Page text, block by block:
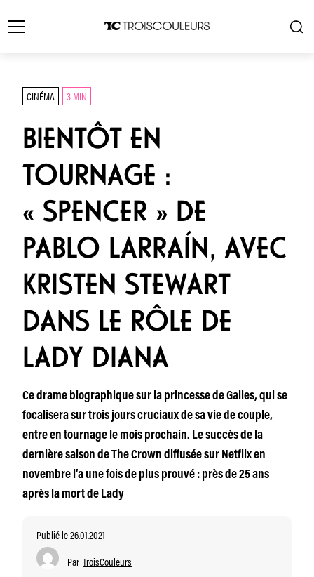
CINÉMA 3 MIN
BIENTÔT EN
TOURNAGE :
« SPENCER » DE
PABLO LARRAÍN, AVEC
KRISTEN STEWART
DANS LE RÔLE DE
LADY DIANA
Ce drame biographique sur la princesse de Galles, qui se
focalisera sur trois jours cruciaux de sa vie de couple,
entre en tournage le mois prochain. Le succès de la
dernière saison de The Crown diffusée sur Netflix en
novembre l’a une fois de plus prouvé : près de 25 ans
après la mort de Lady
Publié le 26.01.2021
Par TroisCouleurs